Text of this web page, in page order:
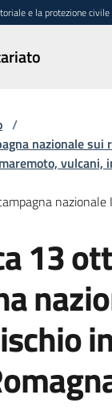
e la protezione civile
/
nazionale sui
vulcani,
nazionale
13